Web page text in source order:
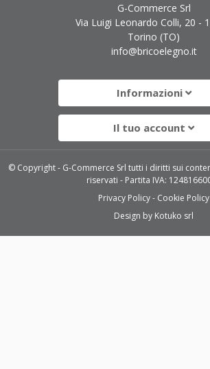
G-Commerce Srl
Via Luigi Leonardo Colli, 20 -
Torino (TO)
info@bricoelegno.it
Informazioni
Il tuo account
© Copyright - G-Commerce Srl tutti i diritti sui
riservati - Partita IVA:
Privacy Policy
Cookie Policy
Design by Kotuko srl